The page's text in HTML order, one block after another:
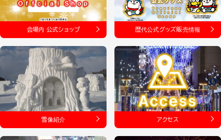
会場内 公式ショップ 歴代公式グッズ販売情報
雪像紹介 アクセス